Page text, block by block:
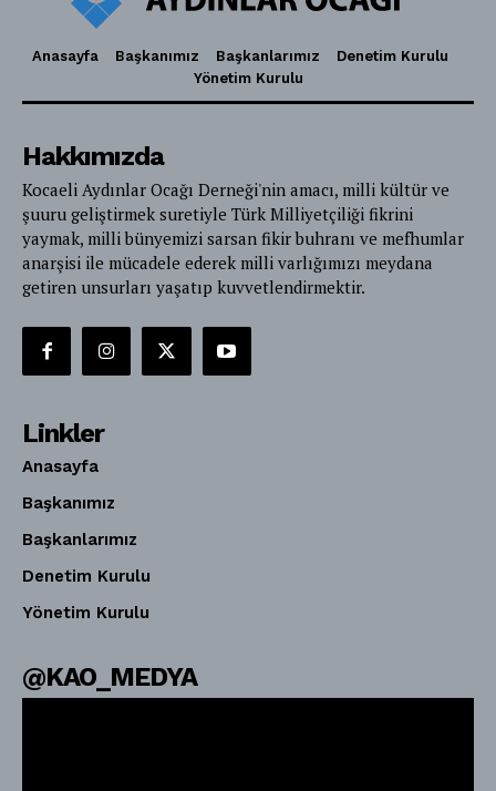
Anasayfa Başkanımız Başkanlarımız
Denetim Kurulu
Yönetim Kurulu
Hakkımızda
Kocaeli Aydınlar Ocağı Derneği'nin amacı, milli kültür ve
şuuru geliştirmek suretiyle Türk Milliyetçiliği fikrini
yaymak, milli bünyemizi sarsan fikir buhranı ve mefhumlar
anarşisi ile mücadele ederek milli varlığımızı meydana
getiren unsurları yaşatıp kuvvetlendirmektir.
Linkler
Anasayfa
Başkanımız
Başkanlarımız
Denetim Kurulu
Yönetim Kurulu
@KAO_MEDYA